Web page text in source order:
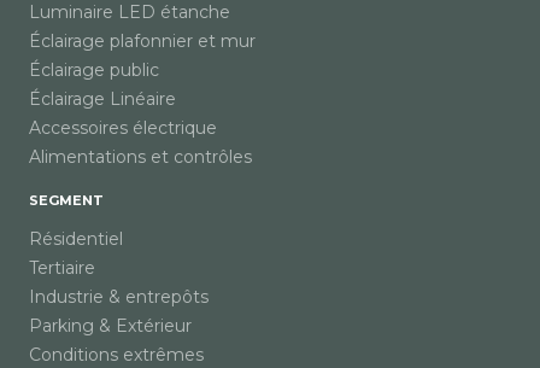
Luminaire LED étanche
Éclairage plafonnier et mur
Éclairage public
Éclairage Linéaire
Accessoires électrique
Alimentations et contrôles
SEGMENT
Résidentiel
Tertiaire
Industrie & entrepôts
Parking & Extérieur
Conditions extrêmes